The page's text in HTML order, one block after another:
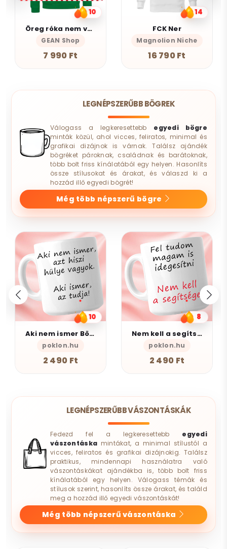
14
FCK Ner
Magnolion Niche
16 790 Ft
10
Mindent is
GEAN Shop
7 990 Ft
LEGNÉPSZERŰBB BÖGREK
Válogass a legkeresettebb egyedi bögre
minták közül, ahol vicces, feliratos, minimal és
grafikai dizájnok is várnak. Találsz ajándék
bögréket pároknak, családnak és barátoknak,
több bolt friss kínálatából egy helyen. Hasonlíts
össze stílusokat és árakat, és válaszd ki a
hozzád illő egyedi bögrét!
Még több népszerű bögre
8
Nem kell a segítsé - Bögre
poklon.hu
2 490 Ft
10
Anya - Bögre
poklon.hu
2 490 Ft
LEGNÉPSZERŰBB VÁSZONTÁSKÁK
Fedezd fel a legkeresettebb egyedi
vászontáska mintákat, a minimal stílustól a
vicces, feliratos és grafikai dizájnokig. Találsz
praktikus, mindennapi használatra való
vászontáskákat ajándékba is, több bolt friss
kínálatából egy helyen. Válogass témák és
stílusok szerint, hasonlíts össze árakat, és találd
meg a hozzád illő egyedi vászontáskát!
Még több népszerű vászontáska